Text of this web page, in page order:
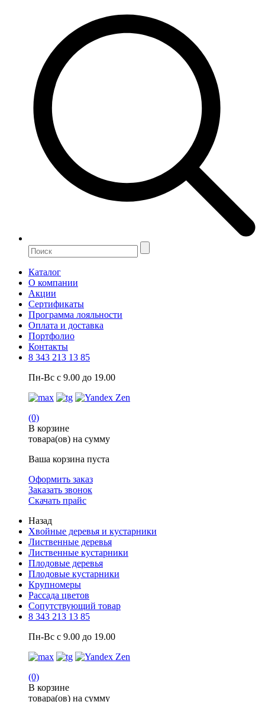
Каталог
О компании
Акции
Сертификаты
Программа лояльности
Оплата и доставка
Портфолио
Контакты
8 343 213 13 85
Пн-Вс с 9.00 до 19.00
(0)
В корзине
товара(ов) на сумму
Ваша корзина пуста
Оформить заказ
Заказать звонок
Скачать прайс
Назад
Хвойные деревья и кустарники
Лиственные деревья
Лиственные кустарники
Плодовые деревья
Плодовые кустарники
Крупномеры
Рассада цветов
Сопутствующий товар
8 343 213 13 85
Пн-Вс с 9.00 до 19.00
(0)
В корзине
товара(ов) на сумму